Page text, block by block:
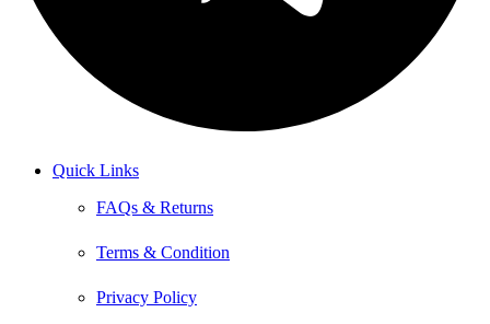
Quick Links
FAQs & Returns
Terms & Condition
Privacy Policy